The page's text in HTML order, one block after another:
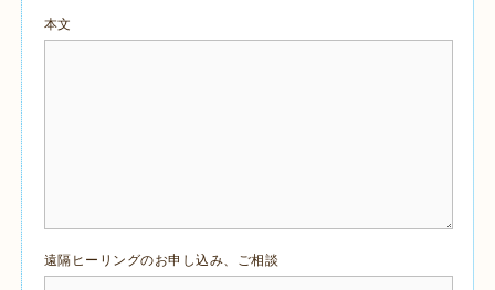
本文
遠隔ヒーリングのお申し込み、ご相談